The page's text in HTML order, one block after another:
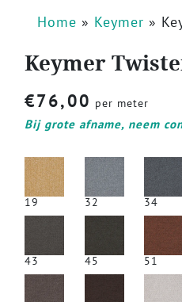
Home » Keymer »
Keymer
€76,00 per meter
Bij grote afname, neem
19 32 34
43 45 51